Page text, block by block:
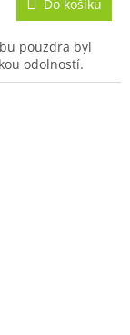
Do košíku
pouzdra byl
odolností.